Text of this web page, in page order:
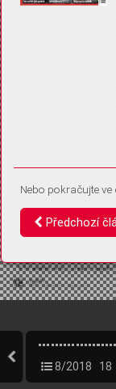
Anonymní unikátní
Díky němu příště
Identifikátor je zcela
Vaše souhlasy a
vás už příště znovu
8/2018 18
Nebo pokračujte
Předchozí